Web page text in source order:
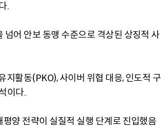
.
어 안보 동맹 수준으로 격상된 상징적 사
지활동(PKO), 사이버 위협 대응, 인도적 구
이다.
평양 전략이 실질적 실행 단계로 진입했음